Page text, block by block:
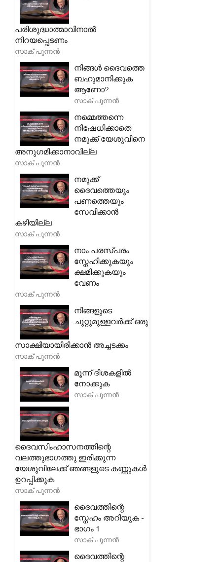
പരിശുദ്ധാത്മാവിനാൽ
നിറയപ്പെടണം
സാക് പുന്നൻ
നിങ്ങൾ ദൈവത്തെ
ബഹുമാനിക്കുക
ആണോ?
സാക് പുന്നൻ
നമ്മെത്തന്നെ
നിഷേധിക്കാതെ
നമുക്ക് യേശുവിനെ
അനുഗമിക്കാനാവില്ല
സാക് പുന്നൻ
നമുക്ക്
ദൈവത്തെയും
പണത്തെയും
സേവിക്കാൻ
കഴിയില്ല
സാക് പുന്നൻ
നാം പരസ്പരം
സ്നേഹിക്കുകയും
ക്ഷമിക്കുകയും
വേണം
സാക് പുന്നൻ
നിങ്ങളുടെ
ചുറ്റുമുള്ളവർക്ക് ഒരു
സാക്ഷിയായിരിക്കാൻ അച്ചടക്കം
സാക് പുന്നൻ
മൂന്ന് ദിശകളിൽ
നോക്കുക
സാക് പുന്നൻ
ദൈവസിംഹാസനത്തിന്റെ
വലത്തുഭാഗത്തു ഇരിക്കുന്ന
യേശുവിലേക്ക് ഞങ്ങളുടെ കണ്ണുകൾ
ഉറപ്പിക്കുക
സാക് പുന്നൻ
ദൈവത്തിന്റെ
സ്നേഹം അറിയുക -
ഭാഗം 1
സാക് പുന്നൻ
ദൈവത്തിന്റെ